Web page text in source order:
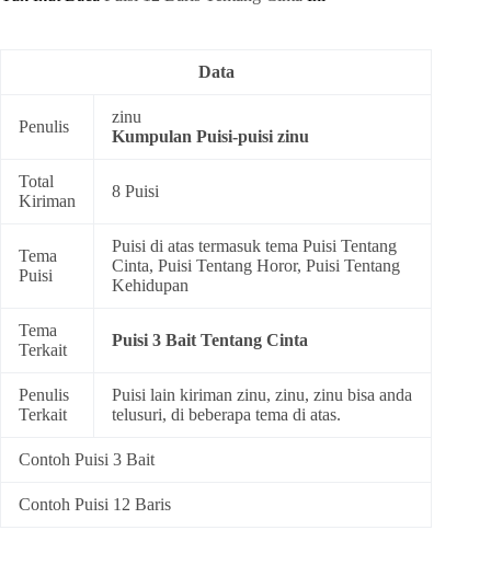
Data
Penulis
zinu
Kumpulan Puisi-puisi zinu
Total
Kiriman
8 Puisi
Tema
Puisi
Puisi di atas termasuk tema Puisi Tentang
Cinta, Puisi Tentang Horor, Puisi Tentang
Kehidupan
Tema
Terkait
Puisi 3 Bait Tentang Cinta
Penulis
Terkait
Puisi lain kiriman zinu, zinu, zinu bisa anda
telusuri, di beberapa tema di atas.
Contoh Puisi 3 Bait
Contoh Puisi 12 Baris